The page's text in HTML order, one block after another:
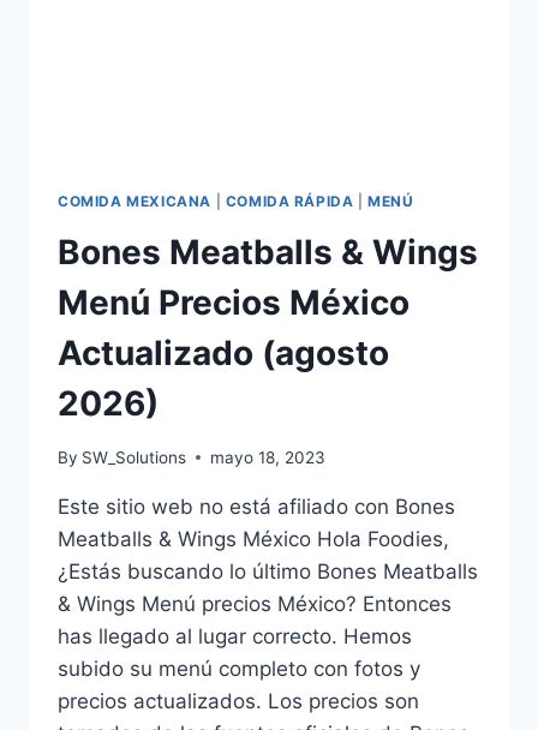
COMIDA MEXICANA COMIDA RÁPIDA |MENÚ
Bones Meatballs & Wings
Menú Precios México
Actualizado (agosto
2026)
By SW_Solutions mayo 18, 2023
Este sitio web no está afiliado con Bones
Meatballs & Wings México Hola Foodies,
¿Estás buscando lo último Bones Meatballs
& Wings Menú precios México? Entonces
has llegado al lugar correcto. Hemos
subido su menú completo con fotos y
precios actualizados. Los precios son